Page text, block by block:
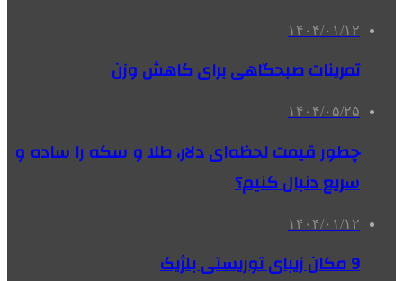
۱۴۰۴/۰۱/۱۲
تمرینات صبحگاهی برای کاهش وزن
۱۴۰۴/۰۵/۲۵
چطور قیمت لحظه‌ای دلار، طلا و سکه را ساده و
سریع دنبال کنیم؟
۱۴۰۴/۰۱/۱۲
9 مکان زیبای توریستی بلژیک